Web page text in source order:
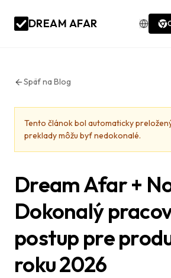
DREAM AFAR
Späť na Blog
Tento článok bol automaticky
preklady môžu byť nedokonalé.
Dream Afar +
Dokonalý
postup pre
roku 2026